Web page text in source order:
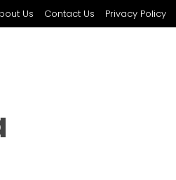
Us Contact Us Privacy Policy